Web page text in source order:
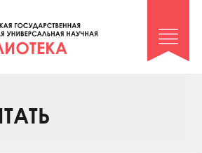
и сельдерей»
архив»